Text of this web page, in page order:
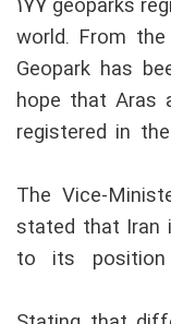
177 geoparks
world. From
Geopark has
hope that Aras
registered in
The Vice-
stated that Iran
to its